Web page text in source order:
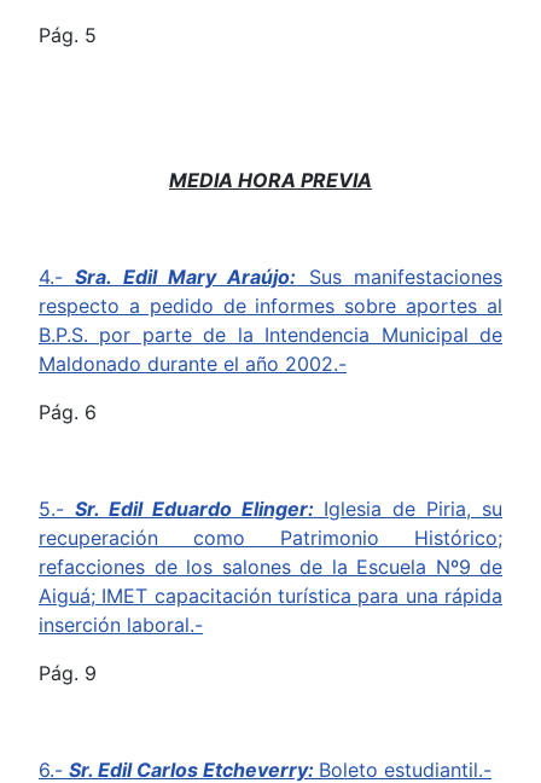
Pág. 5
MEDIA HORA PREVIA
4.-Sra. Edil Mary Araújo: Sus manifestaciones
respecto a pedido de informes sobre aportes al
B.P.S. por parte de la Intendencia Municipal de
Maldonado durante el año 2002.-
Pág. 6
5.- Sr. Edil Eduardo Elinger:Iglesia de Piria, su
recuperación como Patrimonio Histórico;
refacciones de los salones de la Escuela Nº9 de
Aiguá; IMET capacitación turística para una rápida
inserción laboral.-
Pág. 9
6.- Sr. Edil Carlos Etcheverry: Boleto estudiantil.-